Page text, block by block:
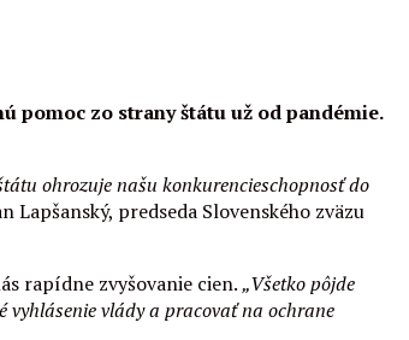
pomoc zo strany štátu už od pandémie.
ohrozuje našu konkurencieschopnosť do
Lapšanský, predseda Slovenského zväzu
rapídne zvyšovanie cien.„Všetko pôjde
vyhlásenie vlády a pracovať na ochrane